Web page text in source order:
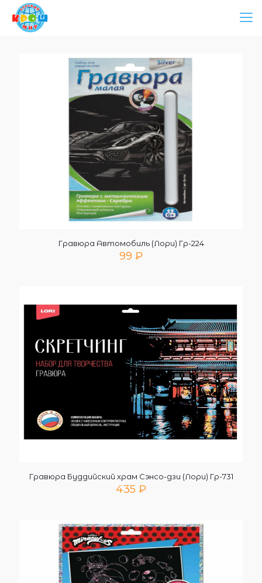
Гравюра Автомобиль (Лори) Гр-224
99 ₽
Гравюра Буддийский храм Сэнсо-дзи (Лори) Гр-731
435 ₽